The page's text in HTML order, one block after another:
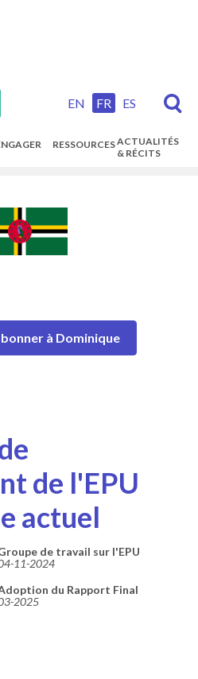
EN FR ES
RESSOURCESACTUALITÉS
& RÉCITS
à Dominique
de l'EPU
actuel
de travail sur l'EPU
11-2024
du Rapport Final
2025